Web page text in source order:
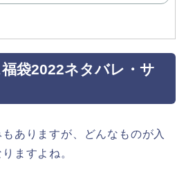
袋2022ネタバレ・サ
ありますが、どんなものが入
ますよね。